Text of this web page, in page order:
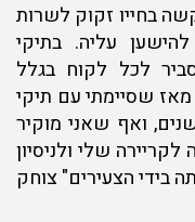
בחייו זקוק לשרות
עליה. בתיקי
לכל לקוח בגלל
שסיימתי עם תיקי
עברו כבר למעלה מ- 10 שנים, ואף שאני מוקיר
שלי ולניסיון
בידי הצעירים" צוחק